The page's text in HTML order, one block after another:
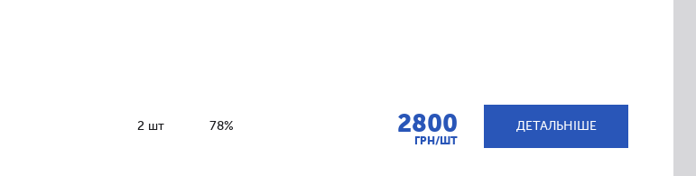
2 шт 78% 2800
ГРН/ШТ
ДЕТАЛЬНІШЕ